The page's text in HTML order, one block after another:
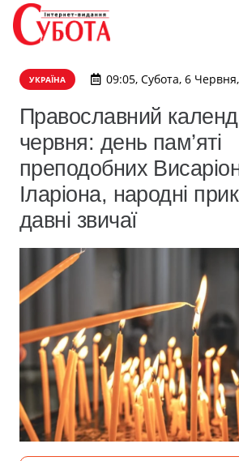
УКРАЇНА 09:05, Субота, 6
Православний
червня: день пам’яті
преподобних
Іларіона, народні
давні звичаї